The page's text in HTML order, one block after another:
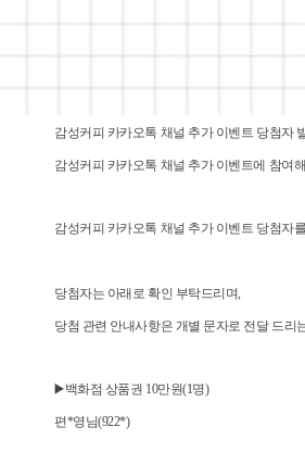
감성커피 카카오톡 채널 추가 이벤트 당첨자
감성커피 카카오톡 채널 추가 이벤트에 참여
감성커피 카카오톡 채널 추가 이벤트 당첨자
당첨자는 아래로 확인 부탁드리며,
당첨 관련 안내사항은 개별 문자로 전달 드리
▶️백화점 상품권 10만원(1명)
편*영님(922*)